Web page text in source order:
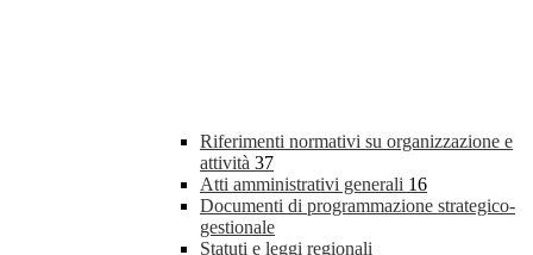
Riferimenti normativi su organizzazione e
attività 37
Atti amministrativi generali 16
Documenti di programmazione strategico-
gestionale
Statuti e leggi regionali